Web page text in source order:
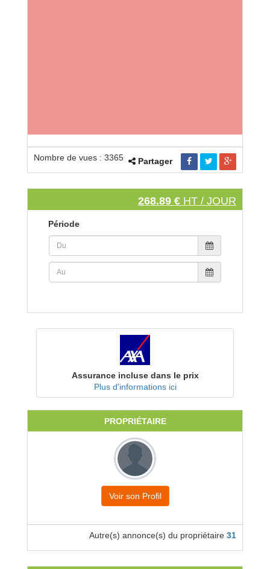
Nombre de vues : 3365 Partager
268.89 € HT / JOUR
Période
Assurance incluse dans le prix
Plus d'informations ici
PROPRIÉTAIRE
Voir son Profil
Autre(s) annonce(s) du propriétaire 31